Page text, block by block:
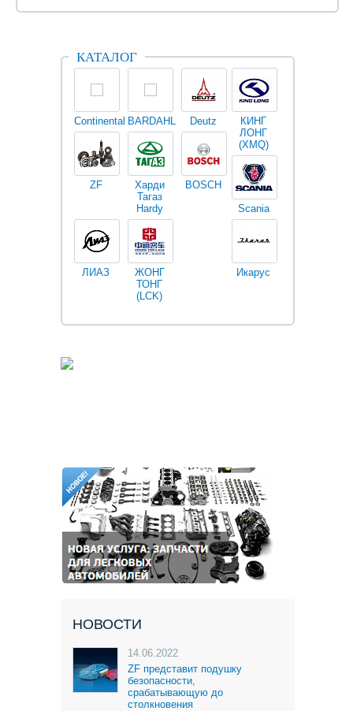
КАТАЛОГ
Continental BARDAHL Deutz
ZF
Харди
Тагаз
Hardy
BOSCH
ЛИАЗ
ЖОНГ
ТОНГ
(LCK)
КИНГ
ЛОНГ
(XMQ)
Scania
Икарус
НОВОСТИ
14.06.2022
ZF представит подушку
безопасности,
срабатывающую до
столкновения